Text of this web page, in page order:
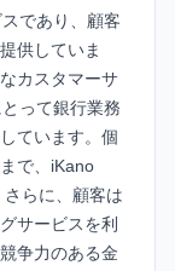
であり、顧客
供していま
カスタマーサ
って銀行業務
ています。個
で、iKano
らに、顧客は
サービスを利
争力のある金